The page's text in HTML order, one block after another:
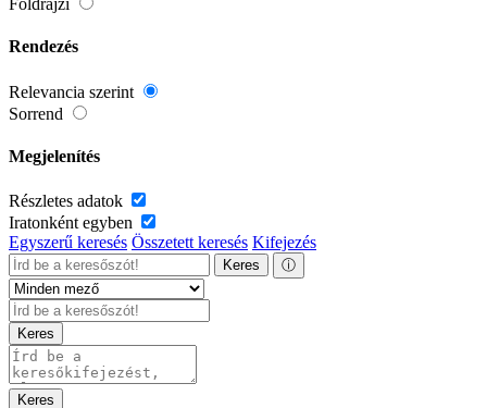
Földrajzi
Rendezés
Relevancia szerint
Sorrend
Megjelenítés
Részletes adatok
Iratonként egyben
Egyszerű keresés Összetett keresés Kifejezés
Keres ⓘ
Keres
Keres